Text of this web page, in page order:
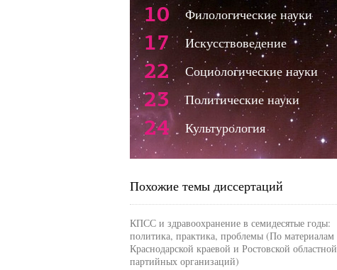
10 Филологические науки
17 Искусствоведение
22 Социологические науки
23 Политические науки
24 Культурология
Похожие темы диссертаций
КПСС и здравоохранение в семидесятые годы:
политика, практика, проблемы (По материалам
Краснодарской краевой и Ростовской областной
партийных организаций)